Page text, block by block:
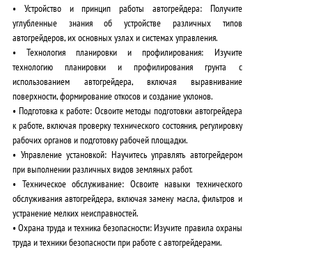
• Устройство и принцип работы автогрейдера: Получите
углубленные знания об устройстве различных типов
автогрейдеров, их основных узлах и системах управления.
•Технология планировки и профилирования: Изучите
технологию планировки и профилирования грунта с
использованием автогрейдера, включая выравнивание
поверхности, формирование откосов и создание уклонов.
• Подготовка к работе: Освоите методы подготовки автогрейдера
к работе, включая проверку технического состояния, регулировку
рабочих органов и подготовку рабочей площадки.
• Управление установкой: Научитесь управлять автогрейдером
при выполнении различных видов земляных работ.
• Техническое обслуживание: Освоите навыки технического
обслуживания автогрейдера, включая замену масла, фильтров и
устранение мелких неисправностей.
•Охрана труда и техника безопасности: Изучите правила охраны
труда и техники безопасности при работе с автогрейдерами.